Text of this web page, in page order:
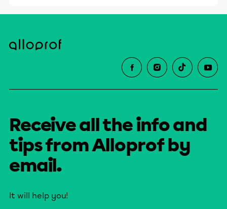
théropodes, tandis que tous les autres
« non aviens », sont éteints.
Receive all the info and
tips from Alloprof by
email.
It will help you!